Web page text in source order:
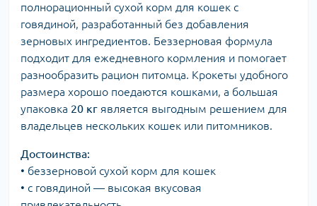
полнорационный сухой корм для кошек с
говядиной, разработанный без добавления
зерновых ингредиентов. Беззерновая формула
подходит для ежедневного кормления и помогает
разнообразить рацион питомца. Крокеты удобного
размера хорошо поедаются кошками, а большая
упаковка 20 кг является выгодным решением для
владельцев нескольких кошек или питомников.
Достоинства:
• беззерновой сухой корм для кошек
• с говядиной — высокая вкусовая